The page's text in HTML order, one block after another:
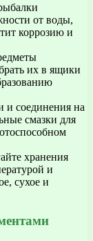
от воды,
коррозию и
их в ящики
и соединения на
смазки для
хранения
и
сухое и